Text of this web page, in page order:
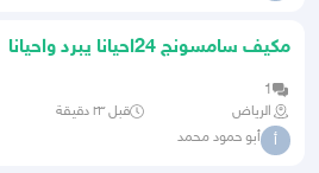
مكيف سامسونج 24احيانا يبرد واحيانا
1
الرياض
قبل ٢٣ دقيقة
أ أبو حمود محمد